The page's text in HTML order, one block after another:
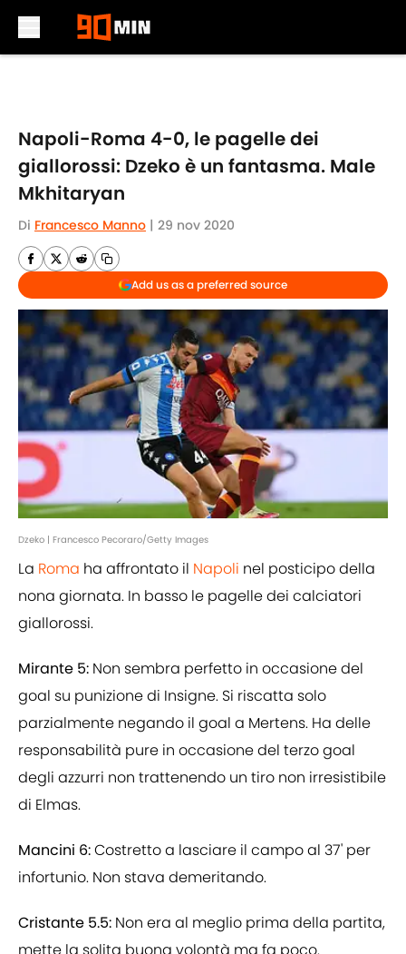
Napoli-Roma 4-0, le pagelle dei
giallorossi: Dzeko è un fantasma. Male
Mkhitaryan
Di Francesco Manno | 29 nov 2020
Add us as a preferred source
Dzeko | Francesco Pecoraro/Getty Images
La Roma ha affrontato il Napoli nel posticipo della
nona giornata. In basso le pagelle dei calciatori
giallorossi.
Mirante 5: Non sembra perfetto in occasione del
goal su punizione di Insigne. Si riscatta solo
parzialmente negando il goal a Mertens. Ha delle
responsabilità pure in occasione del terzo goal
degli azzurri non trattenendo un tiro non irresistibile
di Elmas.
Mancini 6:Costretto a lasciare il campo al 37' per
infortunio. Non stava demeritando.
Cristante 5.5: Non era al meglio prima della partita,